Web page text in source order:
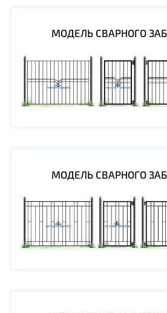
МОДЕЛЬ СВАРНОГО
МОДЕЛЬ СВАРНОГО